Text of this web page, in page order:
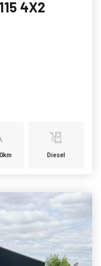
4X2
Diesel